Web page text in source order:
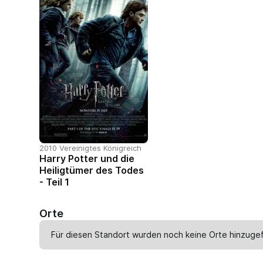
2010 Vereinigtes Königreich
Harry Potter und die
Heiligtümer des Todes
- Teil 1
Orte
Für diesen Standort wurden noch keine Orte